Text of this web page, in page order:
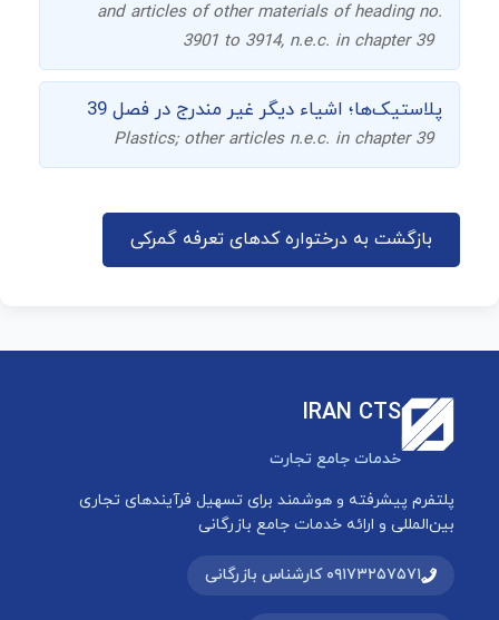
and articles of other materials of heading no.
3901 to 3914, n.e.c. in chapter 39
پلاستیک‌ها؛ اشیاء دیگر غیر مندرج در فصل 39
Plastics; other articles n.e.c. in chapter 39
بازگشت به درختواره کدهای تعرفه گمرکی
IRAN CTS
خدمات جامع تجارت
پلتفرم پیشرفته و هوشمند برای تسهیل فرآیندهای تجاری
بین‌المللی و ارائه خدمات جامع بازرگانی
۰۹۱۷۳۲۵۷۵۷۱ کارشناس بازرگانی